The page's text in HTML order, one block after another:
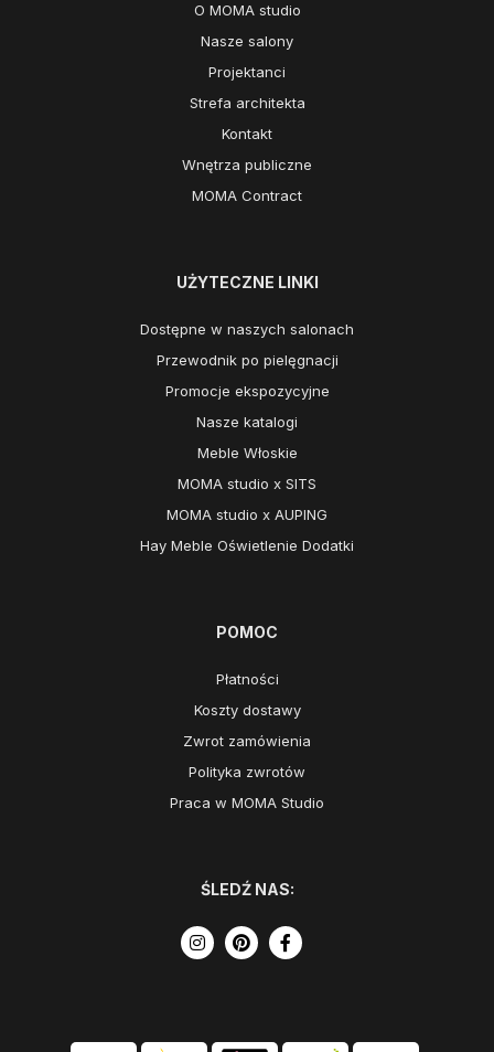
O MOMA studio
Nasze salony
Projektanci
Strefa architekta
Kontakt
Wnętrza publiczne
MOMA Contract
UŻYTECZNE LINKI
Dostępne w naszych salonach
Przewodnik po pielęgnacji
Promocje ekspozycyjne
Nasze katalogi
Meble Włoskie
MOMA studio x SITS
MOMA studio x AUPING
Hay Meble Oświetlenie Dodatki
POMOC
Płatności
Koszty dostawy
Zwrot zamówienia
Polityka zwrotów
Praca w MOMA Studio
ŚLEDŹ NAS: